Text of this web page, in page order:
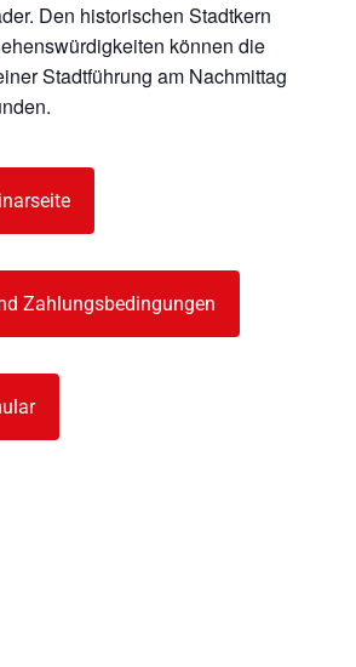
Den historischen Stadtkern
können die
Stadtführung am Nachmittag
Zahlungsbedingungen